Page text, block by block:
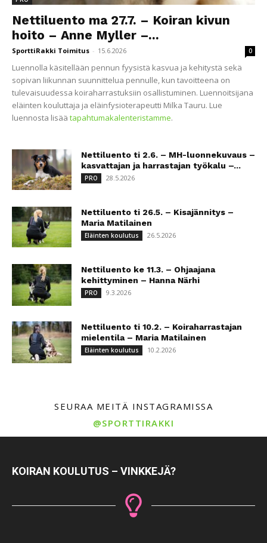
Nettiluento ma 27.7. – Koiran kivun
hoito – Anne Myller –...
SporttiRakki Toimitus - 15.6.2026 0
Luennolla käsitellään pennun fyysistä kasvua ja kehitystä sekä
sopivan liikunnan suunnittelua pennulle, kun tavoitteena on
tulevaisuudessa koiraharrastuksiin osallistuminen. Luennoitsijana
eläinten kouluttaja ja eläinfysioterapeutti Milka Tauru. Lue
luennosta lisää tapahtumakalenteristamme.
Nettiluento ti 2.6. – MH-luonnekuvaus –
kasvattajan ja harrastajan työkalu –...
PRO 28.5.2026
Nettiluento ti 26.5. – Kisajännitys –
Maria Matilainen
Eläinten koulutus 26.5.2026
Nettiluento ke 11.3. – Ohjaajana
kehittyminen – Hanna Närhi
PRO 9.3.2026
Nettiluento ti 10.2. – Koiraharrastajan
mielentila – Maria Matilainen
Eläinten koulutus 10.2.2026
SEURAA MEITÄ INSTAGRAMISSA
@SPORTTIRAKKI
KOIRAN KOULUTUS – VINKKEJÄ?